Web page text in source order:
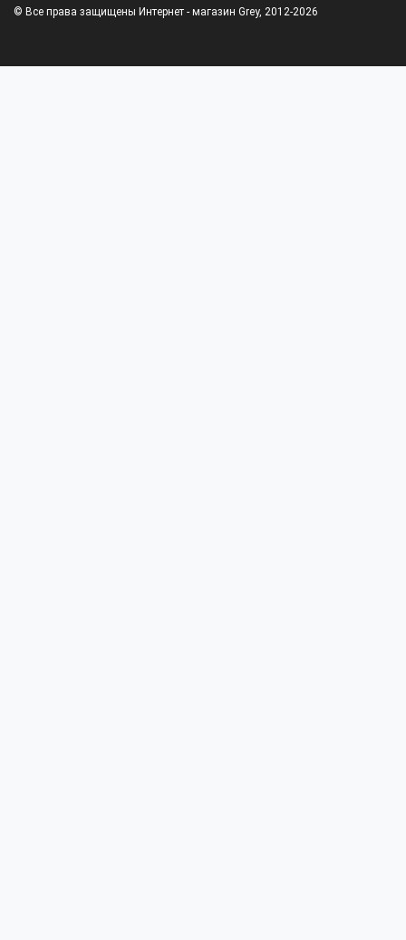
© Все права защищены Интернет - магазин Grey, 2012-2026